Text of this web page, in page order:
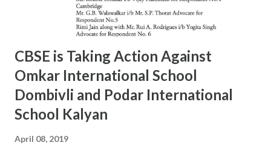
BANDRA (W) Mr. Raju Gaikwad 9324361007 26423961 16
23/D SANTACRUZ Mr.Manohar Tandale (ARO) 9594450505
CBSE is Taking Action Against
Omkar International School
Dombivli and Podar International
School Kalyan
April 08, 2019